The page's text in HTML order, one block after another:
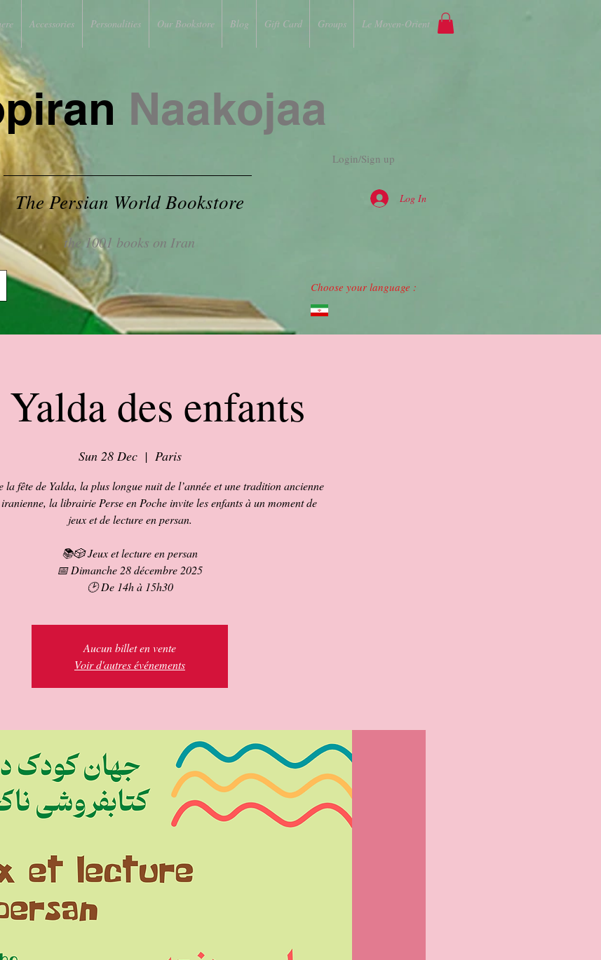
Accessories Personalities Our Bookstore Blog Gift Card Groups Le Moyen-Orient
Login/Sign up
Naakojaa
The Persian World Bookstore Log In
the 1001 books on Iran
Choose your language :
des enfants
Sun 28 Dec
  |
Paris
la fête de Yalda, la plus longue nuit de l’année et une tradition ancienne
la librairie Perse en Poche invite les enfants à un moment de
jeux et de lecture en persan.
📚🎲 Jeux et lecture en persan
📅 Dimanche 28 décembre 2025
🕑 De 14h à 15h30
Aucun billet en vente
Voir d'autres événements